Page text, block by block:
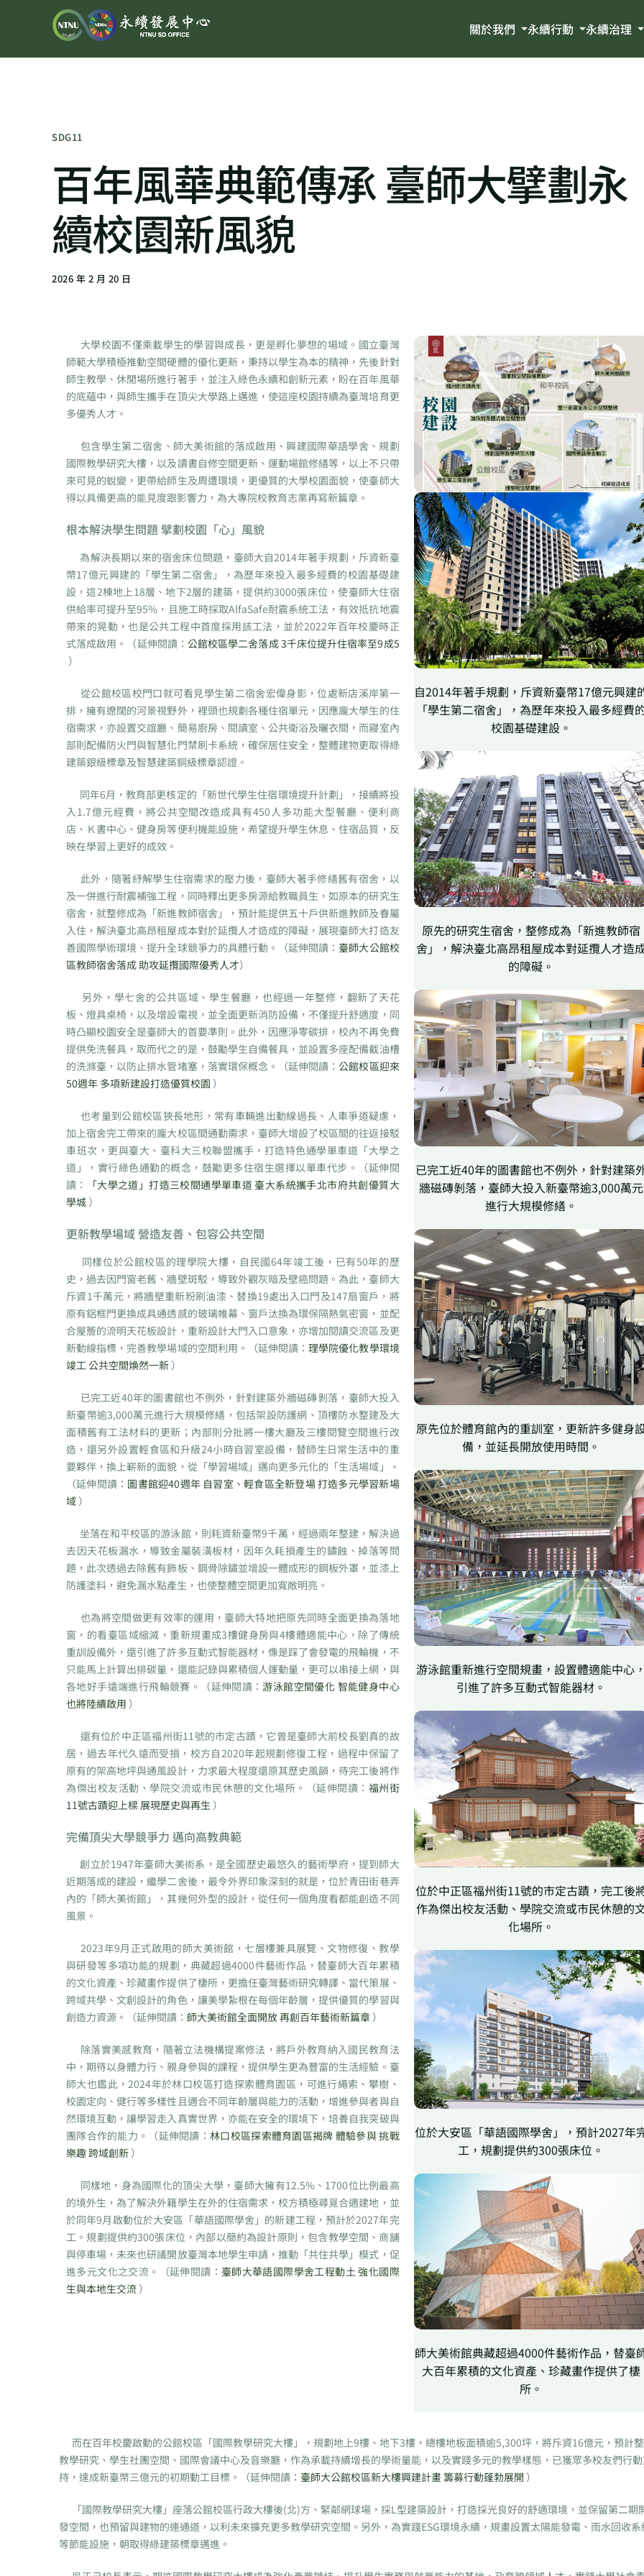
關於我們 永續行動 永續治理
SDG11
百年風華典範傳承 臺師大擘劃永
續校園新風貌
2026 年 2 月 20 日
大學校園不僅乘載學生的學習與成長，更是孵化夢想的場域。國立臺灣
師範大學積極推動空間硬體的優化更新，秉持以學生為本的精神，先後針對
師生教學、休閒場所進行著手，並注入綠色永續和創新元素，盼在百年風華
的底蘊中，與師生攜手在頂尖大學路上邁進，使這座校園持續為臺灣培育更
多優秀人才。
包含學生第二宿舍、師大美術館的落成啟用、興建國際華語學舍、規劃
國際教學研究大樓，以及讀書自修空間更新、運動場館修繕等，以上不只帶
來可見的蛻變，更帶給師生及周遭環境，更優質的大學校園面貌，使臺師大
得以具備更高的能見度跟影響力，為大專院校教育志業再寫新篇章。
根本解決學生問題 擘劃校園「心」風貌
為解決長期以來的宿舍床位問題，臺師大自2014年著手規劃，斥資新臺
幣17億元興建的「學生第二宿舍」，為歷年來投入最多經費的校園基礎建
設，這2棟地上18層、地下2層的建築，提供約3000張床位，使臺師大住宿
供給率可提升至95%，且施工時採取AlfaSafe耐震系統工法，有效抵抗地震
帶來的晃動，也是公共工程中首度採用該工法，並於2022年百年校慶時正
式落成啟用。（延伸閱讀： 公館校區學二舍落成 3千床位提升住宿率至9成5
）
從公館校區校門口就可看見學生第二宿舍宏偉身影，位處新店溪岸第一
排，擁有遼闊的河景視野外，裡頭也規劃各種住宿單元，因應龐大學生的住
宿需求，亦設置交誼廳、簡易廚房、閱讀室、公共衛浴及曬衣間，而寢室內
部則配備防火門與智慧化門禁刷卡系統，確保居住安全，整體建物更取得綠
建築銀級標章及智慧建築銅級標章認證。
同年6月，教育部更核定的「新世代學生住宿環境提升計劃」，接續將投
入1.7億元經費，將公共空間改造成具有450人多功能大型餐廳、便利商
店、Ｋ書中心、健身房等便利機能設施，希望提升學生休息、住宿品質，反
映在學習上更好的成效。
此外，隨著紓解學生住宿需求的壓力後，臺師大著手修繕舊有宿舍，以
及一併進行耐震補強工程，同時釋出更多房源給教職員生，如原本的研究生
宿舍，就整修成為「新進教師宿舍」，預計能提供五十戶供新進教師及眷屬
入住，解決臺北高昂租屋成本對於延攬人才造成的障礙，展現臺師大打造友
善國際學術環境、提升全球競爭力的具體行動。（延伸閱讀： 臺師大公館校
區教師宿舍落成 助攻延攬國際優秀人才）
另外，學七舍的公共區域、學生餐廳，也經過一年整修，翻新了天花
板、燈具桌椅，以及增設電視，並全面更新消防設備，不僅提升舒適度，同
時凸顯校園安全是臺師大的首要準則。此外，因應淨零碳排，校內不再免費
提供免洗餐具，取而代之的是，鼓勵學生自備餐具，並設置多座配備截油槽
的洗滌臺，以防止排水管堵塞，落實環保概念。（延伸閱讀：公館校區迎來
50週年 多項新建設打造優質校園 ）
也考量到公館校區狹長地形，常有車輛進出動線過長、人車爭道疑慮，
加上宿舍完工帶來的龐大校區間通勤需求，臺師大增設了校區間的往返接駁
車班次，更與臺大、臺科大三校聯盟攜手，打造特色通學單車道「大學之
道」，實行綠色通勤的概念，鼓勵更多住宿生選擇以單車代步。（延伸閱
讀：
「大學之道」打造三校間通學單車道 臺大系統攜手北市府共創優質大
學城 ）
更新教學場域 營造友善、包容公共空間
同樣位於公館校區的理學院大樓，自民國64年竣工後，已有50年的歷
史，過去因門窗老舊、牆壁斑駁，導致外觀灰暗及壁癌問題。為此，臺師大
斥資1千萬元，將牆壁重新粉刷油漆、替換19處出入口門及147扇窗戶，將
原有鋁框門更換成具通透感的玻璃帷幕、窗戶汰換為環保隔熱氣密窗，並配
合屋簷的流明天花板設計，重新設計大門入口意象，亦增加閱讀交流區及更
新動線指標，完善教學場域的空間利用。（延伸閱讀：理學院優化教學環境
竣工 公共空間煥然一新 ）
已完工近40年的圖書館也不例外，針對建築外牆磁磚剝落，臺師大投入
新臺幣逾3,000萬元進行大規模修繕，包括架設防護網、頂樓防水整建及大
面積舊有工法材料的更新；內部則分批將一樓大廳及三樓閱覽空間進行改
造，還另外設置輕食區和升級24小時自習室設備，替師生日常生活中的重
要夥伴，換上嶄新的面貌，從「學習場域」邁向更多元化的「生活場域」。
（延伸閱讀： 圖書館迎40週年 自習室、輕食區全新登場 打造多元學習新場
域 ）
坐落在和平校區的游泳館，則耗資新臺幣9千萬，經過兩年整建，解決過
去因天花板漏水，導致金屬裝潢板材，因年久耗損產生的鏽蝕、掉落等問
題，此次透過去除舊有飾板、鋼骨除鏽並增設一體成形的鋼板外罩，並漆上
防護塗料，避免漏水點產生，也使整體空間更加寬敞明亮。
也為將空間做更有效率的運用，臺師大特地把原先同時全面更換為落地
窗，的看臺區域縮減，重新規畫成3樓健身房與4樓體適能中心，除了傳統
重訓設備外，還引進了許多互動式智能器材，像是踩了會發電的飛輪機，不
只能馬上計算出排碳量，還能記錄與累積個人運動量，更可以串接上網，與
各地好手遠端進行飛輪競賽。（延伸閱讀：游泳館空間優化 智能健身中心
也將陸續啟用 ）
還有位於中正區福州街11號的市定古蹟，它曾是臺師大前校長劉真的故
居，過去年代久遠而受損，校方自2020年起規劃修復工程，過程中保留了
原有的架高地坪與通風設計，力求最大程度還原其歷史風韻，待完工後將作
為傑出校友活動、學院交流或市民休憩的文化場所。（延伸閱讀： 福州街
11號古蹟迎上樑 展現歷史與再生 ）
完備頂尖大學競爭力 邁向高教典範
創立於1947年臺師大美術系，是全國歷史最悠久的藝術學府，提到師大
近期落成的建設，繼學二舍後，最令外界印象深刻的就是，位於青田街巷弄
內的「師大美術館」，其幾何外型的設計，從任何一個角度看都能創造不同
風景。
2023年9月正式啟用的師大美術館，七層樓兼具展覽、文物修復、教學
與研發等多項功能的規劃，典藏超過4000件藝術作品，替臺師大百年累積
的文化資產、珍藏畫作提供了棲所，更擔任臺灣藝術研究轉譯、當代策展、
跨域共學、文創設計的角色，讓美學紮根在每個年齡層，提供優質的學習與
創造力資源。（延伸閱讀： 師大美術館全面開放 再創百年藝術新篇章 ）
除落實美感教育，隨著立法機構提案修法，將戶外教育納入國民教育法
中，期待以身體力行、親身參與的課程，提供學生更為豐富的生活經驗。臺
師大也鑑此，2024年於林口校區打造探索體育園區，可進行繩索、攀樹、
校園定向、健行等多樣性且適合不同年齡層與能力的活動，增進參與者與自
然環境互動，讓學習走入真實世界，亦能在安全的環境下，培養自我突破與
團隊合作的能力。（延伸閱讀：林口校區探索體育園區揭牌 體驗參與 挑戰
樂趣 跨域創新 ）
同樣地，身為國際化的頂尖大學，臺師大擁有12.5%、1700位比例最高
的境外生，為了解決外籍學生在外的住宿需求，校方積極尋覓合適建地，並
於同年9月啟動位於大安區「華語國際學舍」的新建工程，預計於2027年完
工。規劃提供約300張床位，內部以簡約為設計原則，包含教學空間、商舖
與停車場，未來也研議開放臺灣本地學生申請，推動「共住共學」模式，促
進多元文化之交流。（延伸閱讀： 臺師大華語國際學舍工程動土 強化國際
生與本地生交流 ）
自2014年著手規劃，斥資新臺幣17億元興建
「學生第二宿舍」，為歷年來投入最多經費
校園基礎建設。
原先的研究生宿舍，整修成為「新進教師宿
舍」，解決臺北高昂租屋成本對延攬人才造
的障礙。
已完工近40年的圖書館也不例外，針對建築
牆磁磚剝落，臺師大投入新臺幣逾3,000萬元
進行大規模修繕。
原先位於體育館內的重訓室，更新許多健身
備，並延長開放使用時間。
游泳館重新進行空間規畫，設置體適能中心
引進了許多互動式智能器材。
位於中正區福州街11號的市定古蹟，完工後
作為傑出校友活動、學院交流或市民休憩的
化場所。
位於大安區「華語國際學舍」，預計2027年
工，規劃提供約300張床位。
師大美術館典藏超過4000件藝術作品，替臺
大百年累積的文化資產、珍藏畫作提供了棲
所。
而在百年校慶啟動的公館校區「國際教學研究大樓」，規劃地上9樓、地下3樓，總樓地板面積逾5,300坪，將斥資16億元，預計
教學研究、學生社團空間、國際會議中心及音樂廳，作為承載持續增長的學術量能，以及實踐多元的教學樣態，已獲眾多校友們行
持，達成新臺幣三億元的初期動工目標。（延伸閱讀： 臺師大公館校區新大樓興建計畫 籌募行動蓬勃展開 ）
「國際教學研究大樓」座落公館校區行政大樓後(北)方、緊鄰網球場，採L型建築設計，打造採光良好的舒適環境，並保留第二期
發空間，也預留與建物的連通道，以利未來擴充更多教學研究空間。另外，為實踐ESG環境永續，規畫設置太陽能發電、雨水回收系
等節能設施，朝取得綠建築標章邁進。